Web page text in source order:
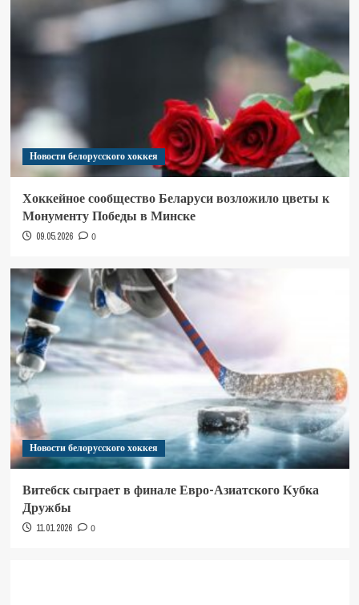
Новости белорусского хоккея
Хоккейное сообщество Беларуси возложило цветы к
Монументу Победы в Минске
09.05.2026 0
Новости белорусского хоккея
Витебск сыграет в финале Евро-Азиатского Кубка
Дружбы
11.01.2026 0